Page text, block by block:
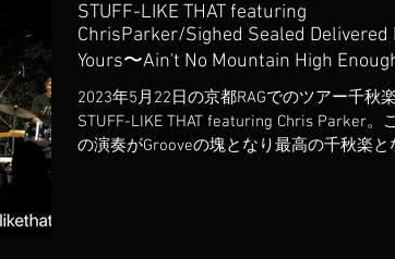
STUFF-LIKE THAT featuring
ChrisParker/Sighed Sealed Delivered
Yours〜Ain't No Mountain High
2023年5月22日の京都RAGでのツアー千秋楽
STUFF-LIKE THAT featuring Chris Parker。
の演奏がGrooveの塊となり最高の千秋楽と